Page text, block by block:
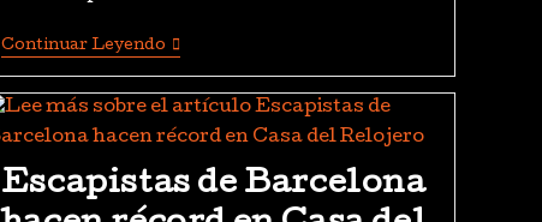
Continuar Leyendo
Escapistas de Barcelona